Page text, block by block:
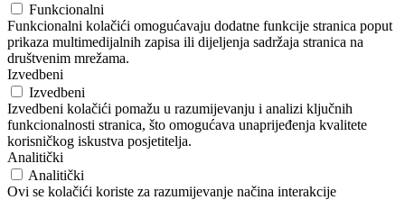
Funkcionalni
Funkcionalni kolačići omogućavaju dodatne funkcije stranica poput
prikaza multimedijalnih zapisa ili dijeljenja sadržaja stranica na
društvenim mrežama.
Izvedbeni
Izvedbeni
Izvedbeni kolačići pomažu u razumijevanju i analizi ključnih
funkcionalnosti stranica, što omogućava unaprijeđenja kvalitete
korisničkog iskustva posjetitelja.
Analitički
Analitički
Ovi se kolačići koriste za razumijevanje načina interakcije